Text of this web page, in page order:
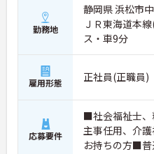
勤務地
静岡県 浜松市
ＪＲ東海道本
ス・車9分
雇用形態 正社員(正職員)
応募要件
■社会福祉士、
主事任用、介
お持ちの方■普